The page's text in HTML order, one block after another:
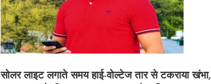
सोलर लाइट लगाते समय हाई-वोल्टेज तार से टकराया खंभा,